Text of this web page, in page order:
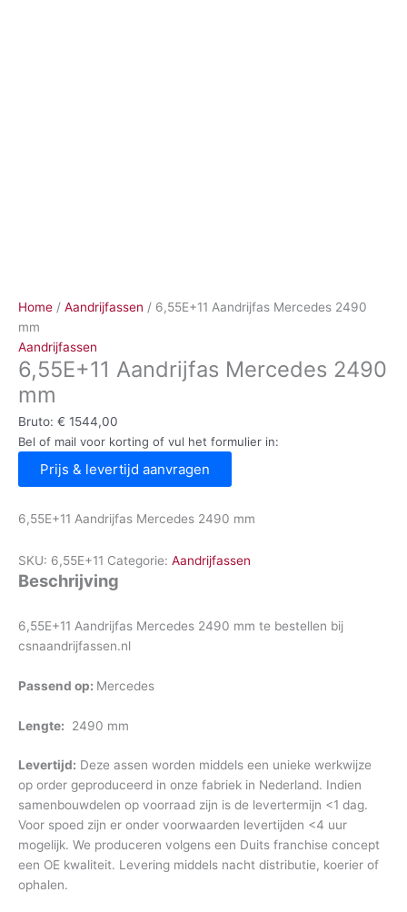
Home / Aandrijfassen / 6,55E+11 Aandrijfas Mercedes 2490
mm
Aandrijfassen
6,55E+11 Aandrijfas Mercedes 2490
mm
Bruto: € 1544,00
Bel of mail voor korting of vul het formulier in:
Prijs & levertijd aanvragen
6,55E+11 Aandrijfas Mercedes 2490 mm
SKU: 6,55E+11 Categorie: Aandrijfassen
Beschrijving
6,55E+11 Aandrijfas Mercedes 2490 mm te bestellen bij
csnaandrijfassen.nl
Passend op: Mercedes
Lengte: 2490 mm
Levertijd: Deze assen worden middels een unieke werkwijze
op order geproduceerd in onze fabriek in Nederland. Indien
samenbouwdelen op voorraad zijn is de levertermijn <1 dag.
Voor spoed zijn er onder voorwaarden levertijden <4 uur
mogelijk. We produceren volgens een Duits franchise concept
een OE kwaliteit. Levering middels nacht distributie, koerier of
ophalen.